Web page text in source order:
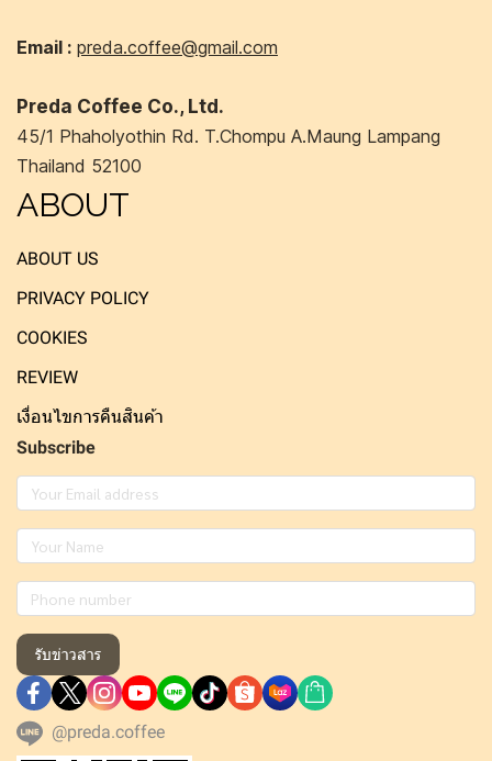
Email : preda.coffee@gmail.com
Preda Coffee Co., Ltd.
45/1 Phaholyothin Rd. T.Chompu A.Maung Lampang
Thailand 52100
ABOUT
ABOUT US
PRIVACY POLICY
COOKIES
REVIEW
เงื่อนไขการคืนสินค้า
Subscribe
รับข่าวสาร
@preda.coffee